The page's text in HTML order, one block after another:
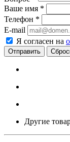
Ваше имя *
Телефон *
E-mail
Я согласен на
Другие